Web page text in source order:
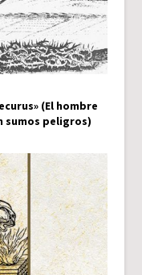
(El hombre
sumos peligros)